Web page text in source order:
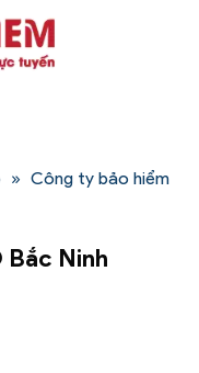
» Công ty bảo hiểm
Ninh